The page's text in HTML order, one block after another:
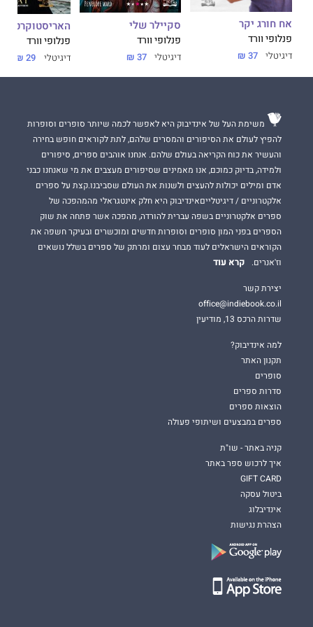
אח חורג יקר
פנלופי וורד
דיגיטלי 37 ₪
סקיילר שלי
פנלופי וורד
דיגיטלי 37 ₪
האריסטוקרט
פנלופי וורד
דיגיטלי 29 ₪
משימת העל של אינדיבוק היא לאפשר לכמה שיותר סופרים וסופרות
להפיץ לעולם את הסיפורים והמסרים שלהם, לתת לקוראים חופש בחירה
והעשיר את כוח הקריאה בעולם שלהם. אנחנו אוהבים ספרים, סיפורים
ולמידה, בדיוק כמוכם, אנו מאמינים שסיפורים מעצבים את מי שאנחנו כבני
אדם ומילים יכולות להעצים ולשנות את העולם שסביבנו.קצת על ספרים
אלקטרוניים / דיגיטלייםאינדיבוק היא חלק אינטגראלי מהמהפכה של
ספרים אלקטרוניים בשפה עברית להורדה, מהפכה אשר פתחה את שוק
הספרים בפני המון סופרים וסופרות חדשים ומוכשרים ובעיקר חשפה את
הקוראים הישראלים לעוד מבחר עצום ומרתק של ספרים בשלל נושאים
וז'אנרים.
קרא עוד
יצירת קשר
office@indiebook.co.il
שדרות הרכס 13, מודיעין
למה אינדיבוק?
תקנון האתר
סופרים
סדרות ספרים
הוצאות ספרים
ספרים במבצעים ושיתופי פעולה
קניה באתר - שו"ת
איך לרכוש ספר באתר
GIFT CARD
ביטול עסקה
אינדיבלוג
הצהרת נגישות